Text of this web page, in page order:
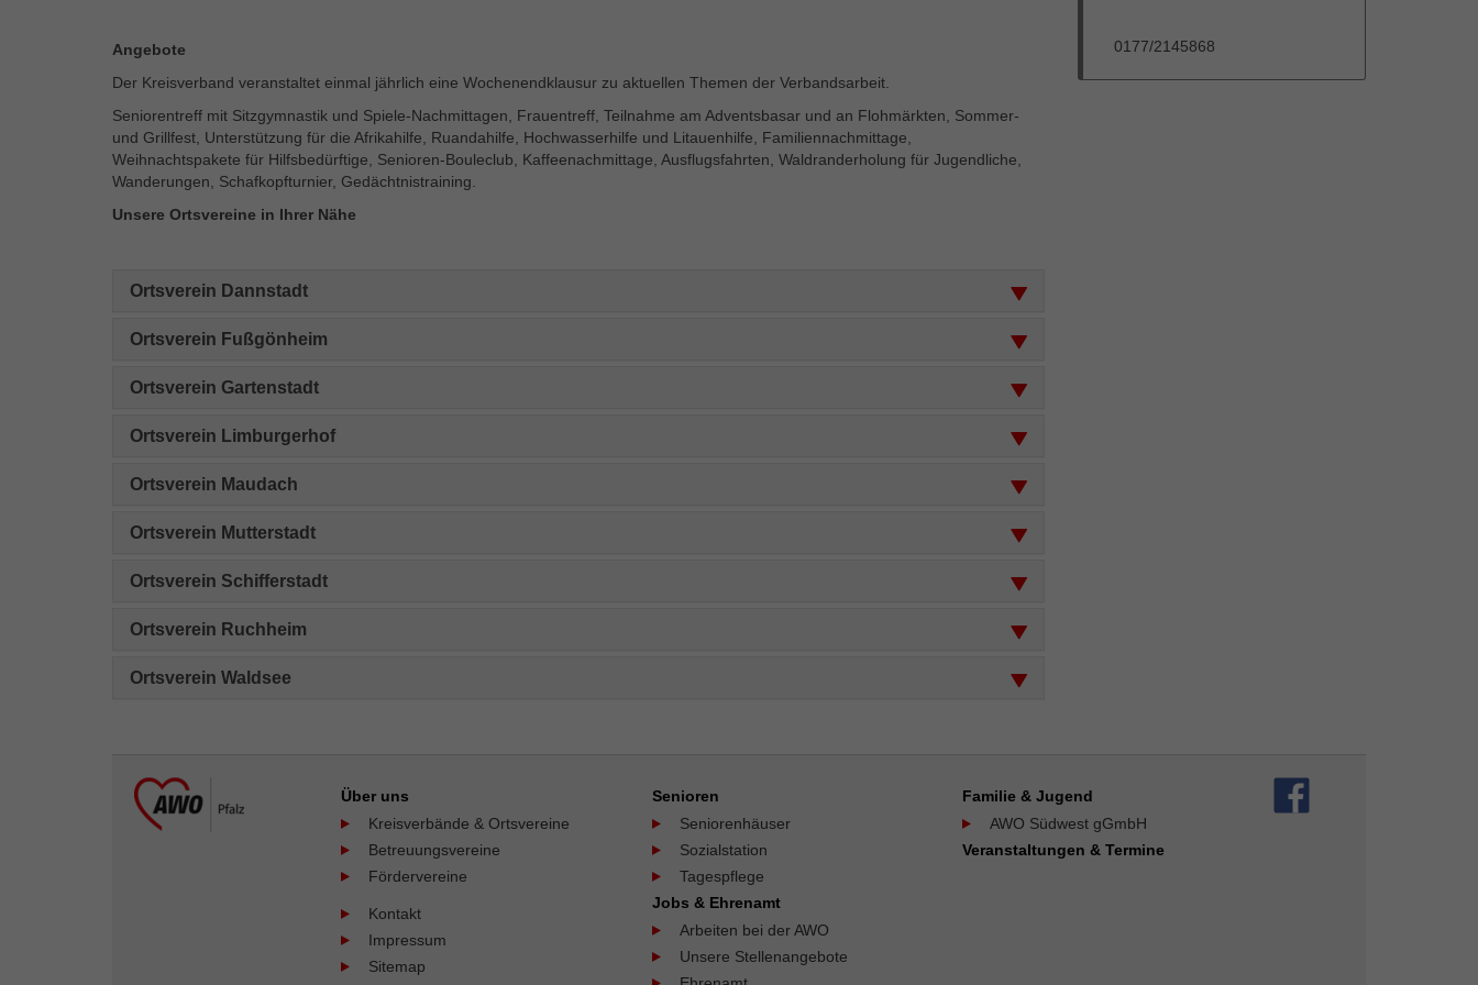
0177/2145868
Angebote
Der Kreisverband veranstaltet einmal jährlich eine Wochenendklausur zu aktuellen Themen der Verbandsarbeit.
Seniorentreff mit Sitzgymnastik und Spiele-Nachmittagen, Frauentreff, Teilnahme am Adventsbasar und an Flohmärkten, Sommer-
und Grillfest, Unterstützung für die Afrikahilfe, Ruandahilfe, Hochwasserhilfe und Litauenhilfe, Familiennachmittage,
Weihnachtspakete für Hilfsbedürftige, Senioren-Bouleclub, Kaffeenachmittage, Ausflugsfahrten, Waldranderholung für Jugendliche,
Wanderungen, Schafkopfturnier, Gedächtnistraining.
Unsere Ortsvereine in Ihrer Nähe
Ortsverein Dannstadt
Ortsverein Fußgönheim
Ortsverein Gartenstadt
Ortsverein Limburgerhof
Ortsverein Maudach
Ortsverein Mutterstadt
Ortsverein Schifferstadt
Ortsverein Ruchheim
Ortsverein Waldsee
Über uns
Kreisverbände & Ortsvereine
Betreuungsvereine
Fördervereine
Kontakt
Impressum
Sitemap
Senioren
Seniorenhäuser
Sozialstation
Tagespflege
Jobs & Ehrenamt
Arbeiten bei der AWO
Unsere Stellenangebote
Familie & Jugend
AWO Südwest gGmbH
Veranstaltungen & Termine
Mit diesen Tags können wir die Nutzung der Webseite analysieren,
Marketing